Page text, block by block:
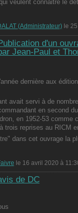
veulent connaitre le
(Administrateur)le 25
d'un
Jean-Paul et
dernière aux
avait servi à de
en second
en 1952-53 comme
trois reprises au RICM
dans cet ouvrage la
le 16 avril 2020 à
de DC